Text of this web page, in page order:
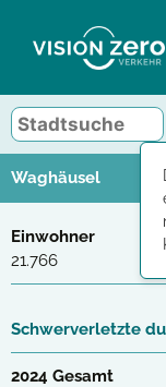
springen
Waghäusel
Einwohner
21.766
Schwerverletzte
2024 Gesamt